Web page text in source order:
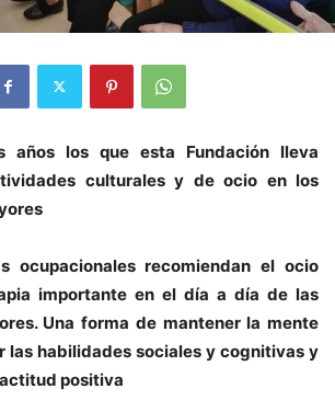
años los que esta Fundación lleva
culturales y de ocio en los
ocupacionales recomiendan el ocio
importante en el día a día de las
Una forma de mantener la mente
las habilidades sociales y cognitivas y
positiva